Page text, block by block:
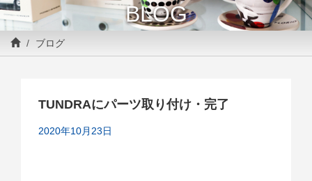
BLOG
ブログ
TUNDRAにパーツ取り付け・完了
2020年10月23日